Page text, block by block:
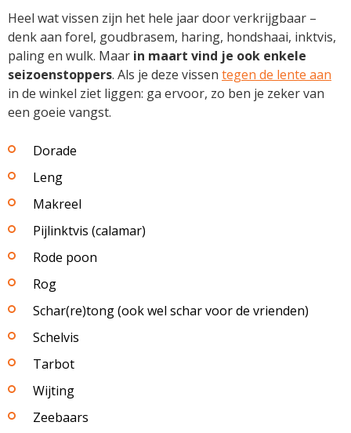
Heel wat vissen zijn het hele jaar door verkrijgbaar –
denk aan forel, goudbrasem, haring, hondshaai, inktvis,
paling en wulk. Maar in maart vind je ook enkele
seizoenstoppers. Als je deze vissen tegen de lente aan
in de winkel ziet liggen: ga ervoor, zo ben je zeker van
een goeie vangst.
Dorade
Leng
Makreel
Pijlinktvis (calamar)
Rode poon
Rog
Schar(re)tong (ook wel schar voor de vrienden)
Schelvis
Tarbot
Wijting
Zeebaars